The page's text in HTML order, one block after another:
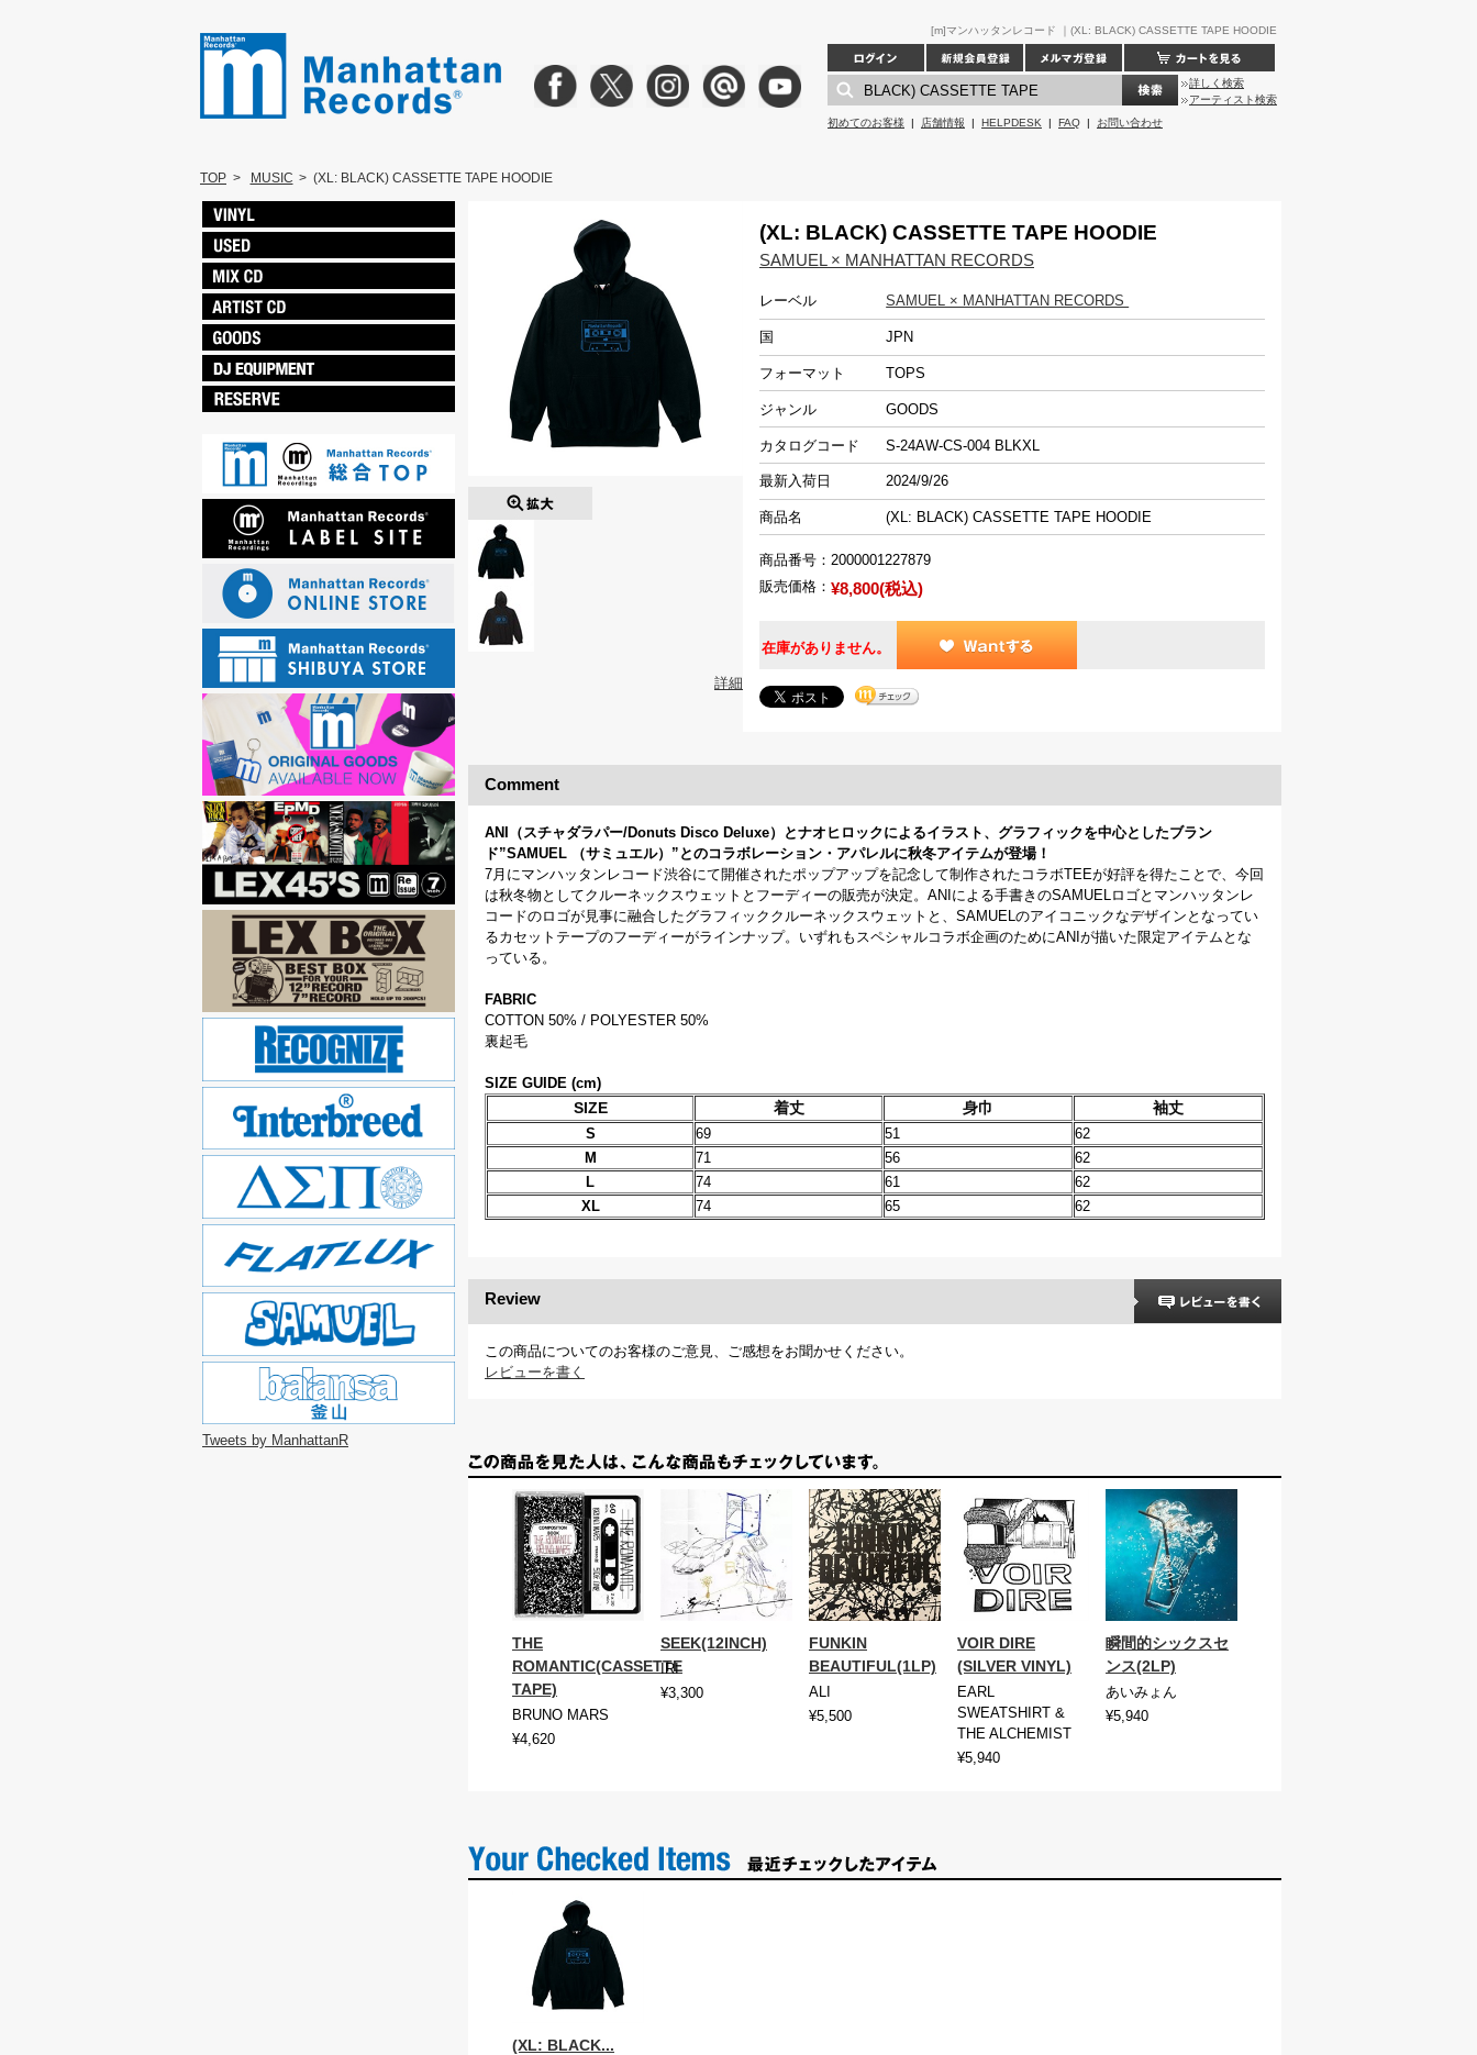
[m]マンハッタンレコード ｜(XL: BLACK) CASSETTE TAPE HOODIE
詳しく検索
アーティスト検索
初めてのお客様 | 店舗情報 | HELPDESK | FAQ | お問い合わせ
TOP > MUSIC > (XL: BLACK) CASSETTE TAPE HOODIE
Tweets by ManhattanR
(XL: BLACK) CASSETTE TAPE HOODIE
SAMUEL × MANHATTAN RECORDS
レーベル SAMUEL × MANHATTAN RECORDS
国 JPN
フォーマット TOPS
ジャンル GOODS
カタログコード S-24AW-CS-004 BLKXL
最新入荷日 2024/9/26
商品名 (XL: BLACK) CASSETTE TAPE HOODIE
商品番号： 2000001227879
販売価格： ¥8,800(税込)
在庫がありません。
詳細
Comment
ANI（スチャダラパー/Donuts Disco Deluxe）とナオヒロックによるイラスト、グラフィックを中心としたブラン
ド”SAMUEL （サミュエル）”とのコラボレーション・アパレルに秋冬アイテムが登場！
7月にマンハッタンレコード渋谷にて開催されたポップアップを記念して制作されたコラボTEEが好評を得たことで、今回
は秋冬物としてクルーネックスウェットとフーディーの販売が決定。ANIによる手書きのSAMUELロゴとマンハッタンレ
コードのロゴが見事に融合したグラフィッククルーネックスウェットと、SAMUELのアイコニックなデザインとなってい
るカセットテープのフーディーがラインナップ。いずれもスペシャルコラボ企画のためにANIが描いた限定アイテムとな
っている。
FABRIC
COTTON 50% / POLYESTER 50%
裏起毛
SIZE GUIDE (cm)
SIZE 着丈 身巾 袖丈
S 69 51
62
M
71 56
62
L
74 61
62
XL
74 65 62
Review
この商品についてのお客様のご意見、ご感想をお聞かせください。
レビューを書く
THE
ROMANTIC(CASSETTE
TAPE)
BRUNO MARS
¥4,620
SEEK(12INCH)
IRI
¥3,300
FUNKIN
BEAUTIFUL(1LP)
ALI
¥5,500
VOIR DIRE
(SILVER VINYL)
EARL
SWEATSHIRT &
THE ALCHEMIST
¥5,940
瞬間的シックスセ
ンス(2LP)
あいみょん
¥5,940
(XL: BLACK...